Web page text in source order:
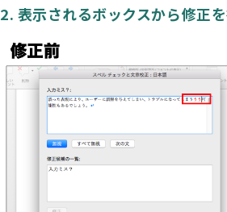
2. 表示されるボックスから修正